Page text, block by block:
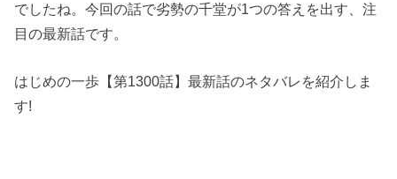
でしたね。今回の話で劣勢の千堂が1つの答えを出す、注
目の最新話です。
はじめの一歩【第1300話】最新話のネタバレを紹介しま
す!